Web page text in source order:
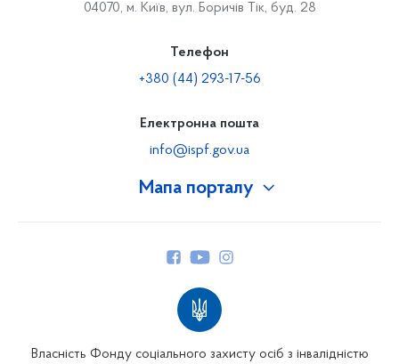
Мапа порталу
04070, м. Київ, вул. Боричів Тік, буд. 28
Телефон
+380 (44) 293-17-56
Електронна пошта
info@ispf.gov.ua
Власність Фонду соціального захисту осіб з інвалідністю